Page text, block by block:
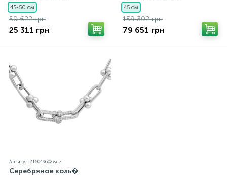
45-50 см
50 622 грн
25 311 грн
45 см
159 302 грн
79 651 грн
Артикул: 216049602wcz
Серебряное коль�